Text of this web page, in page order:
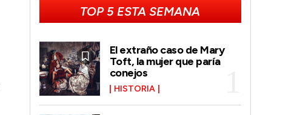
TOP 5 ESTA SEMANA
El extraño caso de Mary
Toft, la mujer que paría
conejos
HISTORIA